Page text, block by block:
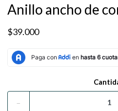
Anillo ancho de
$39.000
-